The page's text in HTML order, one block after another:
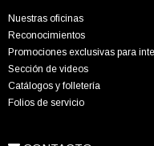
Nuestras oficinas
Reconocimientos
Promociones exclusivas para
Sección de videos
Catálogos y folletería
Folios de servicio